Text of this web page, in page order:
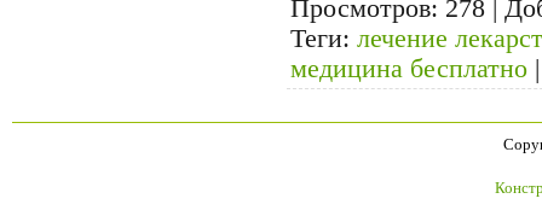
Просмотров: 278 |
Теги: лечение
медицина бесплатно